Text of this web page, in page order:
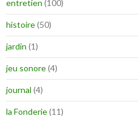
entretien (100)
histoire(50)
jardin (1)
jeu sonore(4)
journal (4)
la Fonderie(11)